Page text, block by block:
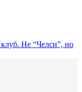
Не “Челси”, но